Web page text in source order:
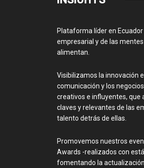
Plataforma líder en
empresarial y de las
alimentan.
Visibilizamos la innovación
comunicación y los
creativos e influyentes, que
claves y relevantes de las
talento detrás de ellas.
Promovemos nuestros
Awards -realizados con
fomentando la